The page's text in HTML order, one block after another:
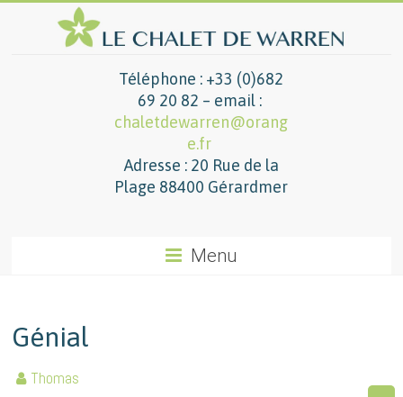
Téléphone : +33 (0)682
69 20 82 – email :
chaletdewarren@orang
e.fr
Adresse : 20 Rue de la
Plage 88400 Gérardmer
Menu
Génial
Thomas